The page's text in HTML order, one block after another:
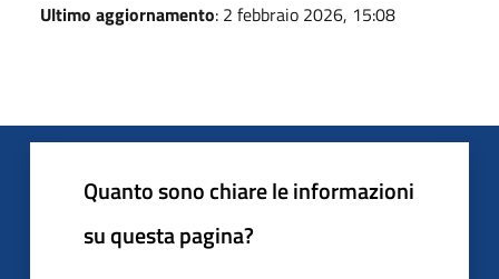
Ultimo aggiornamento: 2 febbraio 2026, 15:08
Quanto sono chiare le informazioni
su questa pagina?